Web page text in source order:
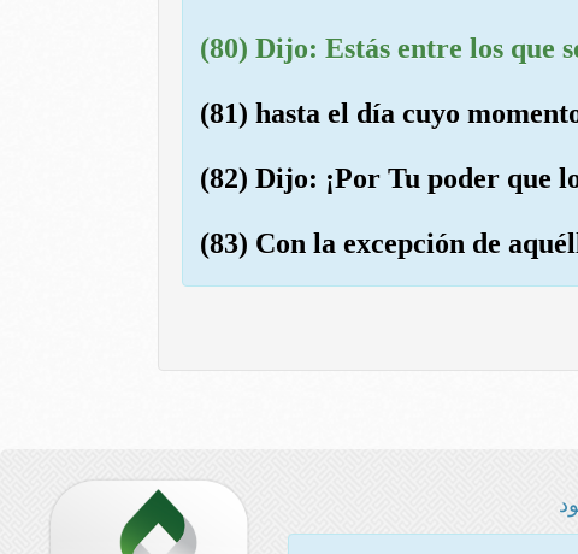
(80) Dijo: Estás entre los que
(81) hasta el día cuyo
(82) Dijo: ¡Por Tu poder que
(83) Con la excepción de